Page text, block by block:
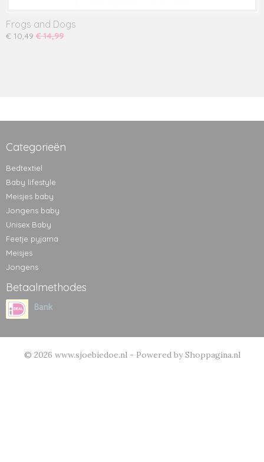
Frogs and Dogs
€ 10,49 € 14,99
Categorieën
Bedtextiel
Baby lifestyle
Meisjes baby
Jongens baby
Unisex Baby
Feetje pyjama
Meisjes
Jongens
Betaalmethodes
© 2026 www.sjoebiedoe.nl - Powered by Shoppagina.nl